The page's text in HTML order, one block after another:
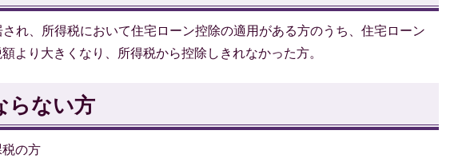
れ、所得税において住宅ローン控除の適用がある方のうち、住宅ローン
より大きくなり、所得税から控除しきれなかった方。
らない方
税の方